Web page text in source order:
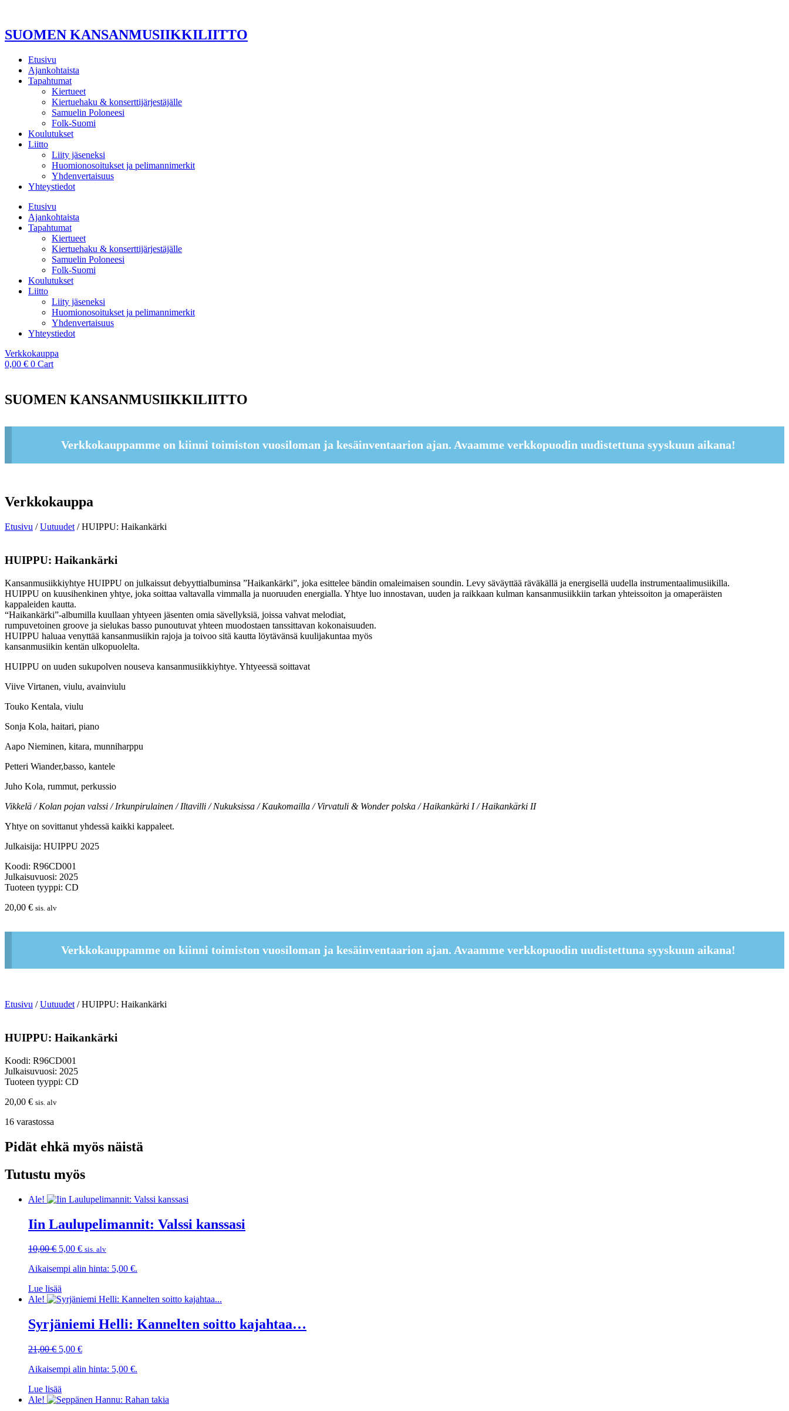
SUOMEN KANSANMUSIIKKILIITTO
Etusivu
Ajankohtaista
Tapahtumat
Kiertueet
Kiertuehaku & konserttijärjestäjälle
Samuelin Poloneesi
Folk-Suomi
Koulutukset
Liitto
Liity jäseneksi
Huomionosoitukset ja pelimannimerkit
Yhdenvertaisuus
Yhteystiedot
Etusivu
Ajankohtaista
Tapahtumat
Kiertueet
Kiertuehaku & konserttijärjestäjälle
Samuelin Poloneesi
Folk-Suomi
Koulutukset
Liitto
Liity jäseneksi
Huomionosoitukset ja pelimannimerkit
Yhdenvertaisuus
Yhteystiedot
Verkkokauppa
0,00 € 0 Cart
SUOMEN KANSANMUSIIKKILIITTO
Verkkokauppamme on kiinni toimiston vuosiloman ja kesäinventaarion ajan. Avaamme verkkopuodin uudistettuna syyskuun aikana!
Verkkokauppa
Etusivu /Uutuudet / HUIPPU: Haikankärki
HUIPPU: Haikankärki
Kansanmusiikkiyhtye HUIPPU on julkaissut debyyttialbuminsa ”Haikankärki”, joka esittelee bändin omaleimaisen soundin. Levy säväyttää räväkällä ja energisellä uudella instrumentaalimusiikilla.
HUIPPU on kuusihenkinen yhtye, joka soittaa valtavalla vimmalla ja nuoruuden energialla. Yhtye luo innostavan, uuden ja raikkaan kulman kansanmusiikkiin tarkan yhteissoiton ja omaperäisten
kappaleiden kautta.
“Haikankärki”-albumilla kuullaan yhtyeen jäsenten omia sävellyksiä, joissa vahvat melodiat,
rumpuvetoinen groove ja sielukas basso punoutuvat yhteen muodostaen tanssittavan kokonaisuuden.
HUIPPU haluaa venyttää kansanmusiikin rajoja ja toivoo sitä kautta löytävänsä kuulijakuntaa myös
kansanmusiikin kentän ulkopuolelta.
HUIPPU on uuden sukupolven nouseva kansanmusiikkiyhtye. Yhtyeessä soittavat
Viive Virtanen, viulu, avainviulu
Touko Kentala, viulu
Sonja Kola, haitari, piano
Aapo Nieminen, kitara, munniharppu
Petteri Wiander,basso, kantele
Juho Kola, rummut, perkussio
Vikkelä / Kolan pojan valssi / Irkunpirulainen / Iltavilli / Nukuksissa / Kaukomailla / Virvatuli & Wonder polska / Haikankärki I / Haikankärki II
Yhtye on sovittanut yhdessä kaikki kappaleet.
Julkaisija: HUIPPU 2025
Koodi: R96CD001
Julkaisuvuosi: 2025
Tuoteen tyyppi: CD
20,00 € sis. alv
Verkkokauppamme on kiinni toimiston vuosiloman ja kesäinventaarion ajan. Avaamme verkkopuodin uudistettuna syyskuun aikana!
Etusivu /Uutuudet/ HUIPPU: Haikankärki
HUIPPU: Haikankärki
Koodi: R96CD001
Julkaisuvuosi: 2025
Tuoteen tyyppi: CD
20,00 € sis. alv
16 varastossa
Pidät ehkä myös näistä
Tutustu myös
Ale!
Iin Laulupelimannit: Valssi kanssasi
10,00€ Alkuperäinen
oli:
5,00 €Nykyinen
on:
sis. alv
Aikaisempi alin hinta: 5,00 €.
Lue lisää
Ale!
Syrjäniemi Helli: Kannelten soitto kajahtaa…
21,00€ Alkuperäinen
oli:
5,00 €Nykyinen
on:
Aikaisempi alin hinta: 5,00 €.
Lue lisää
Ale!